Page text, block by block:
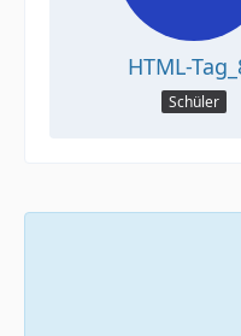
HTML-
Schüler